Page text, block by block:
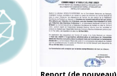
Report (de nouveau)